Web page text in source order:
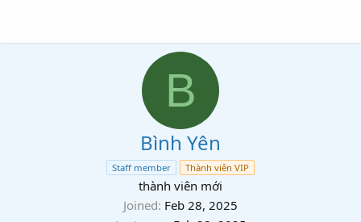
B
Bình Yên
Staff member Thành viên VIP
thành viên mới
Joined Feb 28, 2025